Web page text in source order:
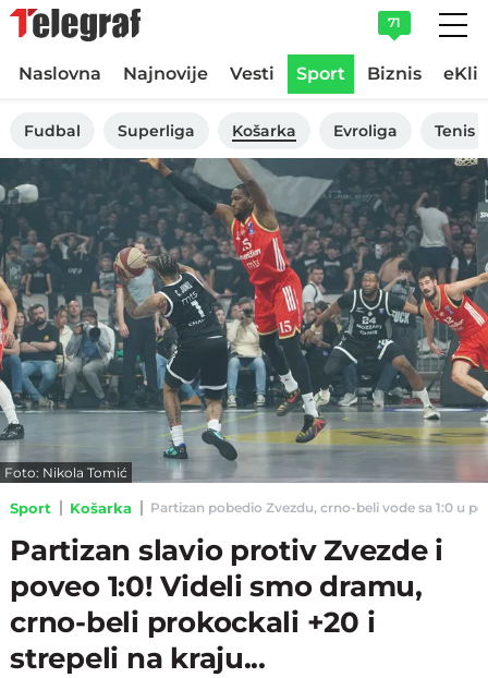
71
Naslovna Najnovije Vesti Sport Biznis
Fudbal Superliga Košarka Evroliga Tenis
Foto: Nikola Tomić
Sport Košarka Partizan pobedio Zvezdu, crno-beli vode sa 1:0 u
Partizan slavio protiv Zvezde i
poveo 1:0! Videli smo dramu,
crno-beli prokockali +20 i
strepeli na kraju...